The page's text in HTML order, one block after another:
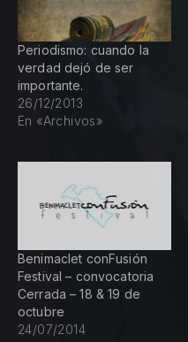
Periodismo: cuando la
verdad dejó de ser
importante.
26/12/2013
En «Archivos»
Benimaclet conFusión
Festival – convocatoria
Cerrada – 18 & 19 de
octubre
24/07/2014